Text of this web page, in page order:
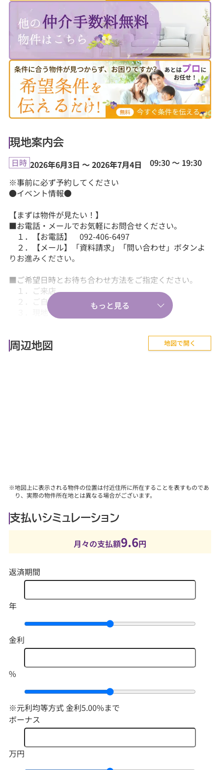
現地案内会
日時 2026年6月3日 ～ 2026年7月4日 09:30 ～ 19:30
※事前に必ず予約してください
●イベント情報●
【まずは物件が見たい！】
■お電話・メールでお気軽にお問合せください。
１．【お電話】 092-406-6497
２．【メール】「資料請求」「問い合わせ」ボタンよ
りお進みください。
■ご希望日時とお待ち合わせ方法をご指定ください。
１．ご来店
２．ご自宅送迎
３．現地・最寄駅等でのお待ち合わせ。
■『失敗しない住まい選びのポイント！』、『購入の流
周辺地図 地図で開く
※地図上に表示される物件の位置は付近住所に所在することを表すものであ
り、実際の物件所在地とは異なる場合がございます。
支払いシミュレーション
月々の支払額9.6円
返済期間
年
金利
%
※元利均等方式 金利5.00%まで
ボーナス
万円